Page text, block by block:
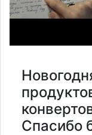
Спасибо